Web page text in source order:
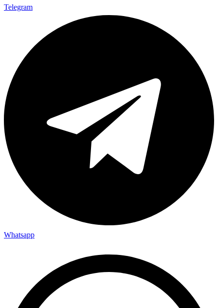
Telegram
Whatsapp